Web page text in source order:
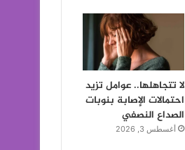
لا تتجاهلها.. عوامل تزيد
احتمالات الإصابة بنوبات
الصداع النصفي
أغسطس 3, 2026